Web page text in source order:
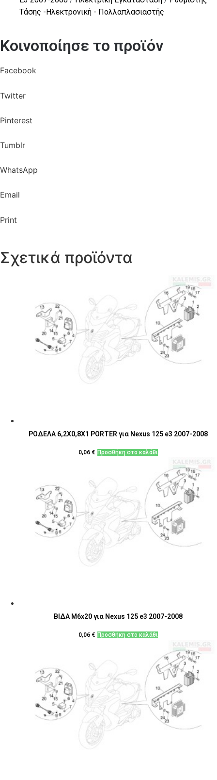
Τάσης -Ηλεκτρονική - Πολλαπλασιαστής
Κοινοποίησε το προϊόν
Facebook
Twitter
Pinterest
Tumblr
WhatsApp
Email
Print
Σχετικά προϊόντα
ΡΟΔΕΛΑ 6,2X0,8X1 PORTER για Nexus 125 e3 2007-2008
0,06 € Προσθήκη στο καλάθι
ΒΙΔΑ M6x20 για Nexus 125 e3 2007-2008
0,06 € Προσθήκη στο καλάθι